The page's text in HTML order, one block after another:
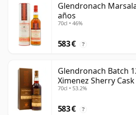
Glendronach
años
70cl • 46%
583 € ?
Glendronach Batch
Ximenez Sherry
años
70cl • 53.2%
583 € ?